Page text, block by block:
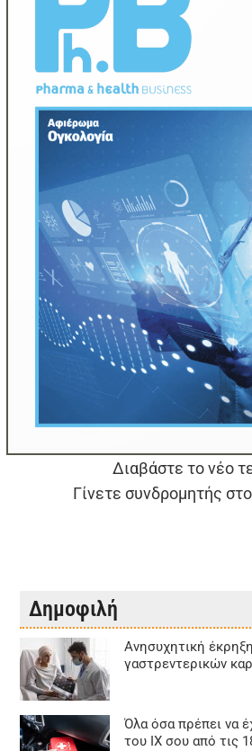
Διαβάστε το νέο
Γίνετε συνδρομητής
Δημοφιλή
Aνησυχητική
γαστρεντερικών
Όλα όσα πρέπει να
του ΙΧ σου από τις